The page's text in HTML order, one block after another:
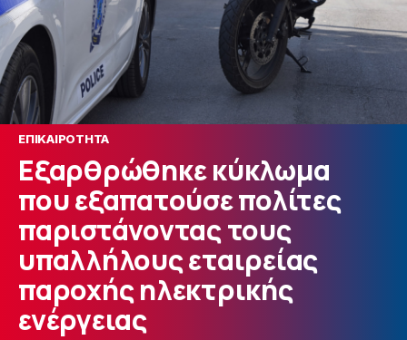
ΕΠΙΚΑΙΡΟΤΗΤΑ
Εξαρθρώθηκε κύκλωμα
που εξαπατούσε πολίτες
παριστάνοντας τους
υπαλλήλους εταιρείας
παροχής ηλεκτρικής
ενέργειας